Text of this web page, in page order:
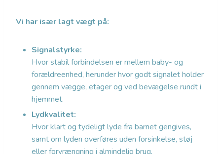
Vi har især lagt vægt på:
Signalstyrke:
Hvor stabil forbindelsen er mellem baby- og
forældreenhed, herunder hvor godt signalet holder
gennem vægge, etager og ved bevægelse rundt i
hjemmet.
Lydkvalitet:
Hvor klart og tydeligt lyde fra barnet gengives,
samt om lyden overføres uden forsinkelse, støj
eller forvrængning i almindelig brug.